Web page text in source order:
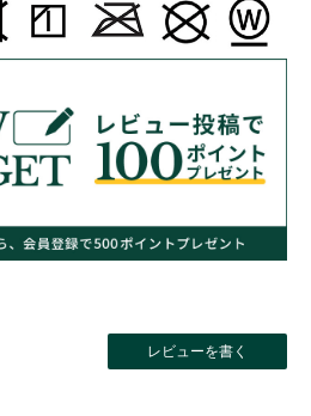
レビューを書く